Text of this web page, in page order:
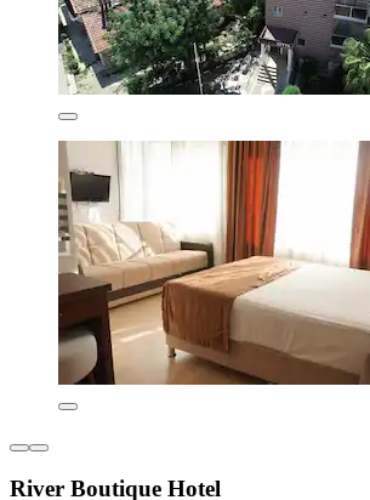
River Boutique Hotel